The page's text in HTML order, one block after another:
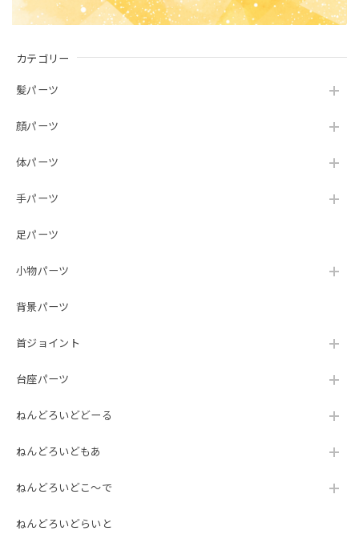
カテゴリー
髪パーツ
顔パーツ
体パーツ
手パーツ
足パーツ
小物パーツ
背景パーツ
首ジョイント
台座パーツ
ねんどろいどどーる
ねんどろいどもあ
ねんどろいどこ～で
ねんどろいどらいと